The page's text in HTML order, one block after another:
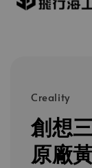
Creality
創想
原廠